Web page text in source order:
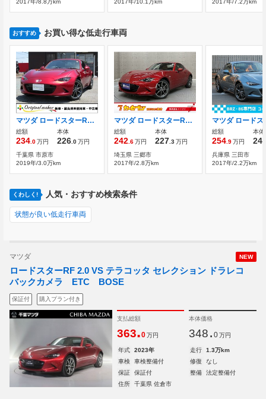
2017年/8.8万km 2017年/10.1万km 2017年/7.2万km
おすすめ お買い得な低走行車両
マツダ ロードスターRF 2.0 S 電動オープン/6速マニアル/オプションBOSS
総額
234.0万円
本体
226.0万円
千葉県 市原市
2019年/3.0万km
マツダ ロードスターRF 2.0 VS マクダコネクトナビ CD フルセグTV
総額
242.6万円
本体
227.3万円
埼玉県 三郷市
2017年/2.8万km
総額
254.9万円
本体
兵庫県 三田市
2017年/2.2万km
くわしく! 人気・おすすめ検索条件
状態が良い低走行車両
NEW
マツダ
ロードスターRF 2.0 VS テラコッタ セレクション ドラレコ
バックカメラ ETC BOSE
保証付 購入プラン付き
支払総額
363.0 万円
本体価格
348. 0 万円
年式 2023年 走行
1.3万km
車検
車検整備付 修復
なし
保証
保証付 整備
法定整備付
住所
千葉県 佐倉市